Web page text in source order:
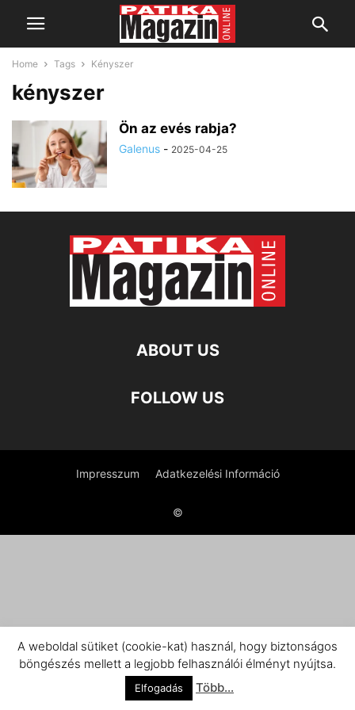
Home Tags Kényszer
kényszer
Ön az evés rabja?
Galenus - 2025-04-25
ABOUT US
FOLLOW US
Impresszum Adatkezelési Információ
©
A weboldal sütiket (cookie-kat) használ, hogy biztonságos
böngészés mellett a legjobb felhasználói élményt nyújtsa.
Elfogadás Több...